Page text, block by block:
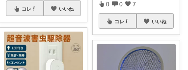
コレ いいね
0 0 7
コレ いいね